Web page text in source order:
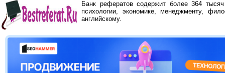
Банк рефератов содержит более 364
психологии, экономике, менеджменту,
английскому.